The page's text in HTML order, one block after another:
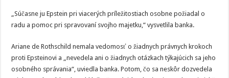
„Súčasne ju Epstein pri viacerých príležitostiach osobne požiadal o
radu a pomoc pri spravovaní svojho majetku,“ vysvetlila banka.
Ariane de Rothschild nemala vedomosť o žiadnych právnych krokoch
proti Epsteinovi a „nevedela ani o žiadnych otázkach týkajúcich sa jeho
osobného správania“, uviedla banka. Potom, čo sa neskôr dozvedela